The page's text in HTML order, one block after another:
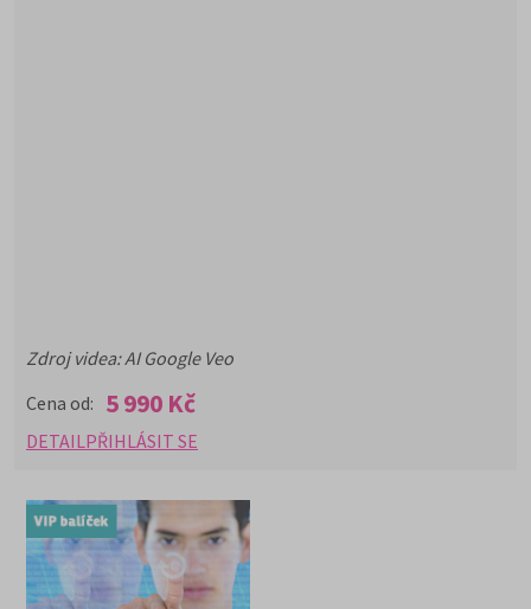
Zdroj videa: AI Google Veo
Cena od: 5 990 Kč
DETAIL PŘIHLÁSIT SE